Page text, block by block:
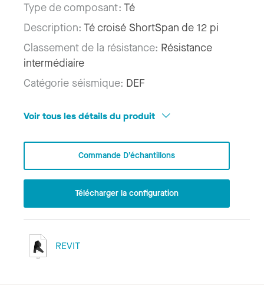
Type de composant: Té
Description: Té croisé ShortSpan de 12 pi
Classement de la résistance: Résistance
intermédiaire
Catégorie séismique: DEF
Voir tous les détails du produit
Commande D’échantillons
Télécharger la configuration
REVIT